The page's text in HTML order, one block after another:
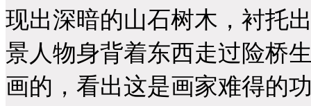
现出深暗的山石树木，衬托
景人物身背着东西走过险桥
画的，看出这是画家难得的